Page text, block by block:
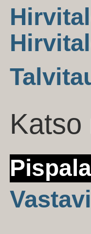
Katso